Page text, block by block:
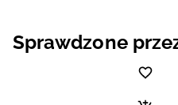
Sprawdzone